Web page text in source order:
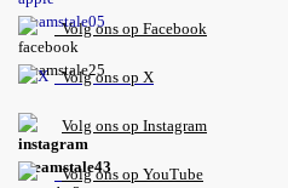
Volg ons op Facebook
Volg ons op X
Volg ons op Instagram
Volgons op YouTube